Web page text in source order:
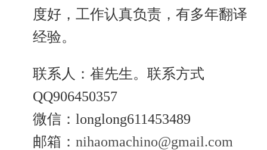
度好，工作认真负责，有多年翻译
经验。
联系人：崔先生。联系方式
QQ906450357
微信：longlong611453489
邮箱： nihaomachino@gmail.com